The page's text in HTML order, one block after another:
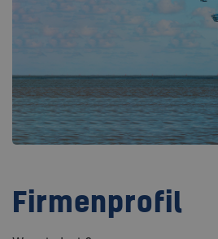
Firmenprofil